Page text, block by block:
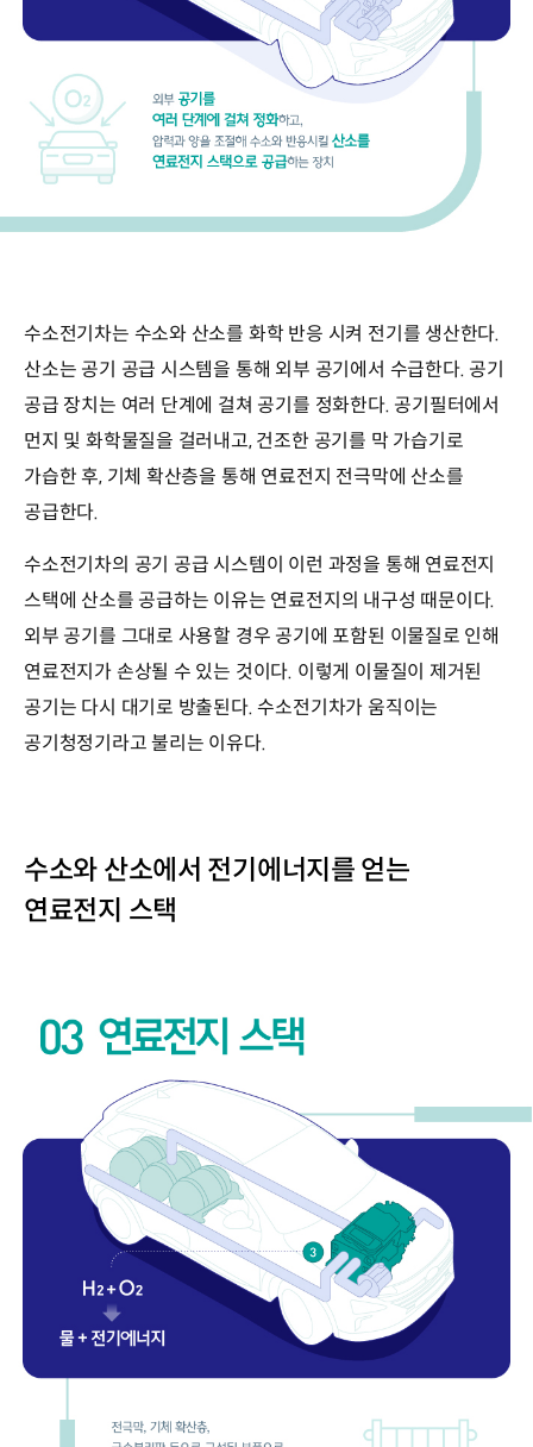
수소전기차는 수소와 산소를 화학 반응 시켜 전기를 생산한다.
산소는 공기 공급 시스템을 통해 외부 공기에서 수급한다. 공기
공급 장치는 여러 단계에 걸쳐 공기를 정화한다. 공기필터에서
먼지 및 화학물질을 걸러내고, 건조한 공기를 막 가습기로
가습한 후, 기체 확산층을 통해 연료전지 전극막에 산소를
공급한다.
수소전기차의 공기 공급 시스템이 이런 과정을 통해 연료전지
스택에 산소를 공급하는 이유는 연료전지의 내구성 때문이다.
외부 공기를 그대로 사용할 경우 공기에 포함된 이물질로 인해
연료전지가 손상될 수 있는 것이다. 이렇게 이물질이 제거된
공기는 다시 대기로 방출된다. 수소전기차가 움직이는
공기청정기라고 불리는 이유다.
수소와 산소에서 전기에너지를 얻는
연료전지 스택